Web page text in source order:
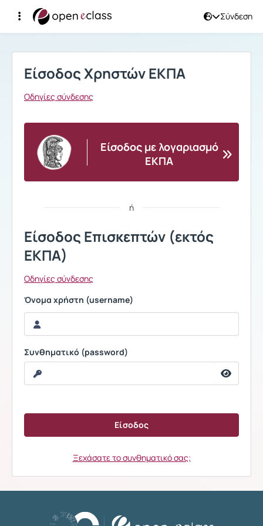
Σύνδεση
Σύνδεση
Είσοδος Χρηστών ΕΚΠΑ
Οδηγίες σύνδεσης
Είσοδος με λογαριασμό
ΕΚΠΑ
ή
Είσοδος Επισκεπτών (εκτός
ΕΚΠΑ)
Οδηγίες σύνδεσης
Όνομα χρήστη (username)
Συνθηματικό (password)
Ξεχάσατε το συνθηματικό σας;